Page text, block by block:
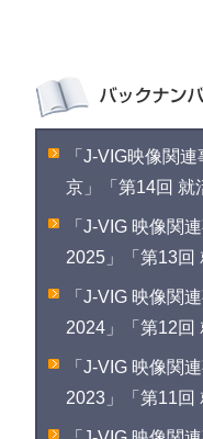
「J-VIG映像関
京」「第14回 就
「J-VIG 映像関
2025」「第13回
「J-VIG 映像関
2024」「第12回
「J-VIG 映像関
2023」「第11回